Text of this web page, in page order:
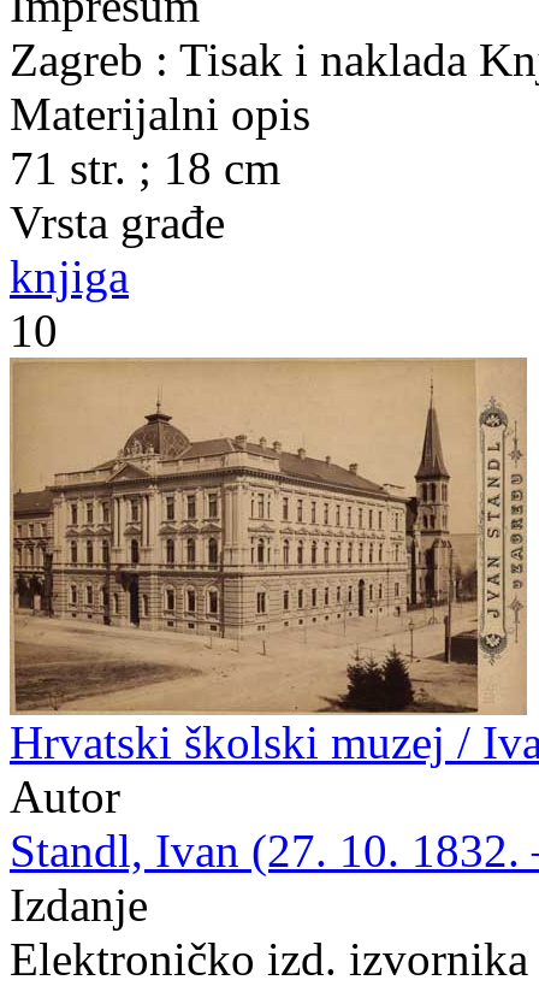
Zagreb : Tisak i naklada
Materijalni opis
71 str. ; 18 cm
Vrsta građe
knjiga
10
Hrvatski školski muzej /
Autor
Standl, Ivan (27. 10. 1832.
Izdanje
Elektroničko izd. izvornika